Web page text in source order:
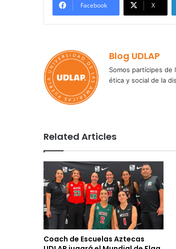
Facebook X
Blog UDLAP
Somos partícipes
ética y social de la
Related Articles
Coach de Escuelas Aztecas